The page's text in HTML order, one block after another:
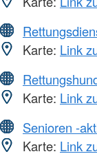
Karte: Link
Karte: Link
Senioren -
Karte: Link